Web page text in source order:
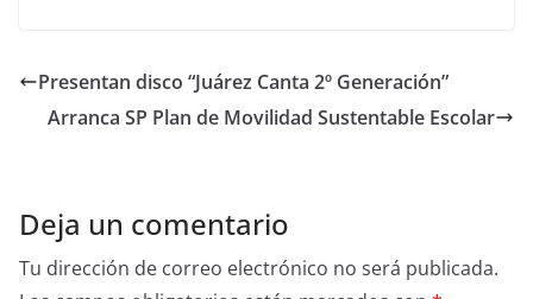
e
b
k
er e
Presentan disco “Juárez Canta 2º Generación”
Arranca SP Plan de Movilidad Sustentable Escolar
Deja un comentario
Tu dirección de correo electrónico no será publicada.